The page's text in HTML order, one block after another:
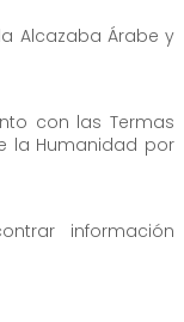
Alcazaba Árabe y
con las Termas
la Humanidad por
información